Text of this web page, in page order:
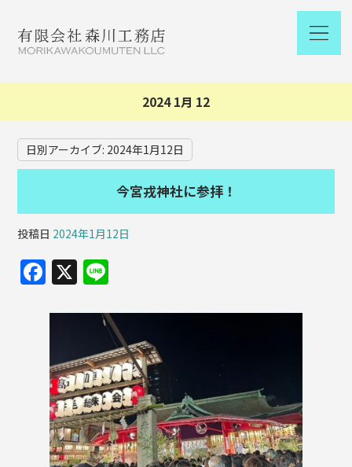
2024 1月 12
日別アーカイブ: 2024年1月12日
今宮戎神社に参拝！
投稿日 2024年1月12日
F
a
c
b
o
o
k
X
e